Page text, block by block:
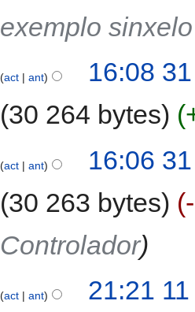
exemplo
act ant
16:08
30 264 bytes
act ant
16:06
30 263 bytes
Controlador
act ant
21:21